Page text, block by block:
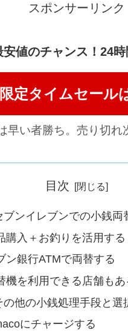
スポンサーリンク
値のチャンス！24
定タイムセール
早い者勝ち。売り切れ
目次
ブンイレブンでの小銭両
購入＋お釣りを活用する
ン銀行ATMで両替する
機を利用できる店舗もあ
の他の小銭処理手段と選
にチャージする